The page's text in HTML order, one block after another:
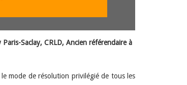
Saclay, CRLD, Ancien référendaire à
mode de résolution privilégié de tous les